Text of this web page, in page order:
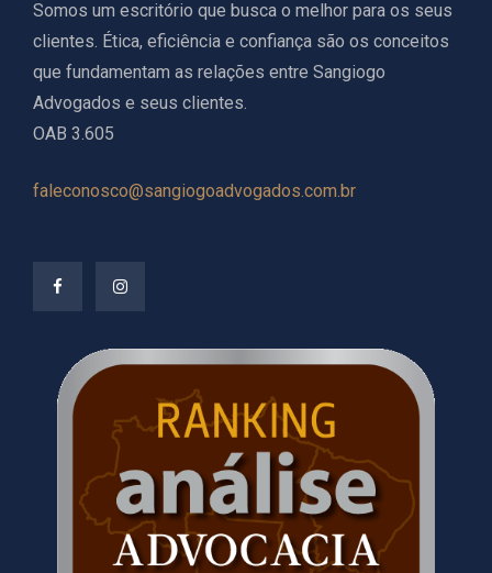
Somos um escritório que busca o melhor para os seus
clientes. Ética, eficiência e confiança são os conceitos
que fundamentam as relações entre Sangiogo
Advogados e seus clientes.
OAB 3.605
faleconosco@sangiogoadvogados.com.br